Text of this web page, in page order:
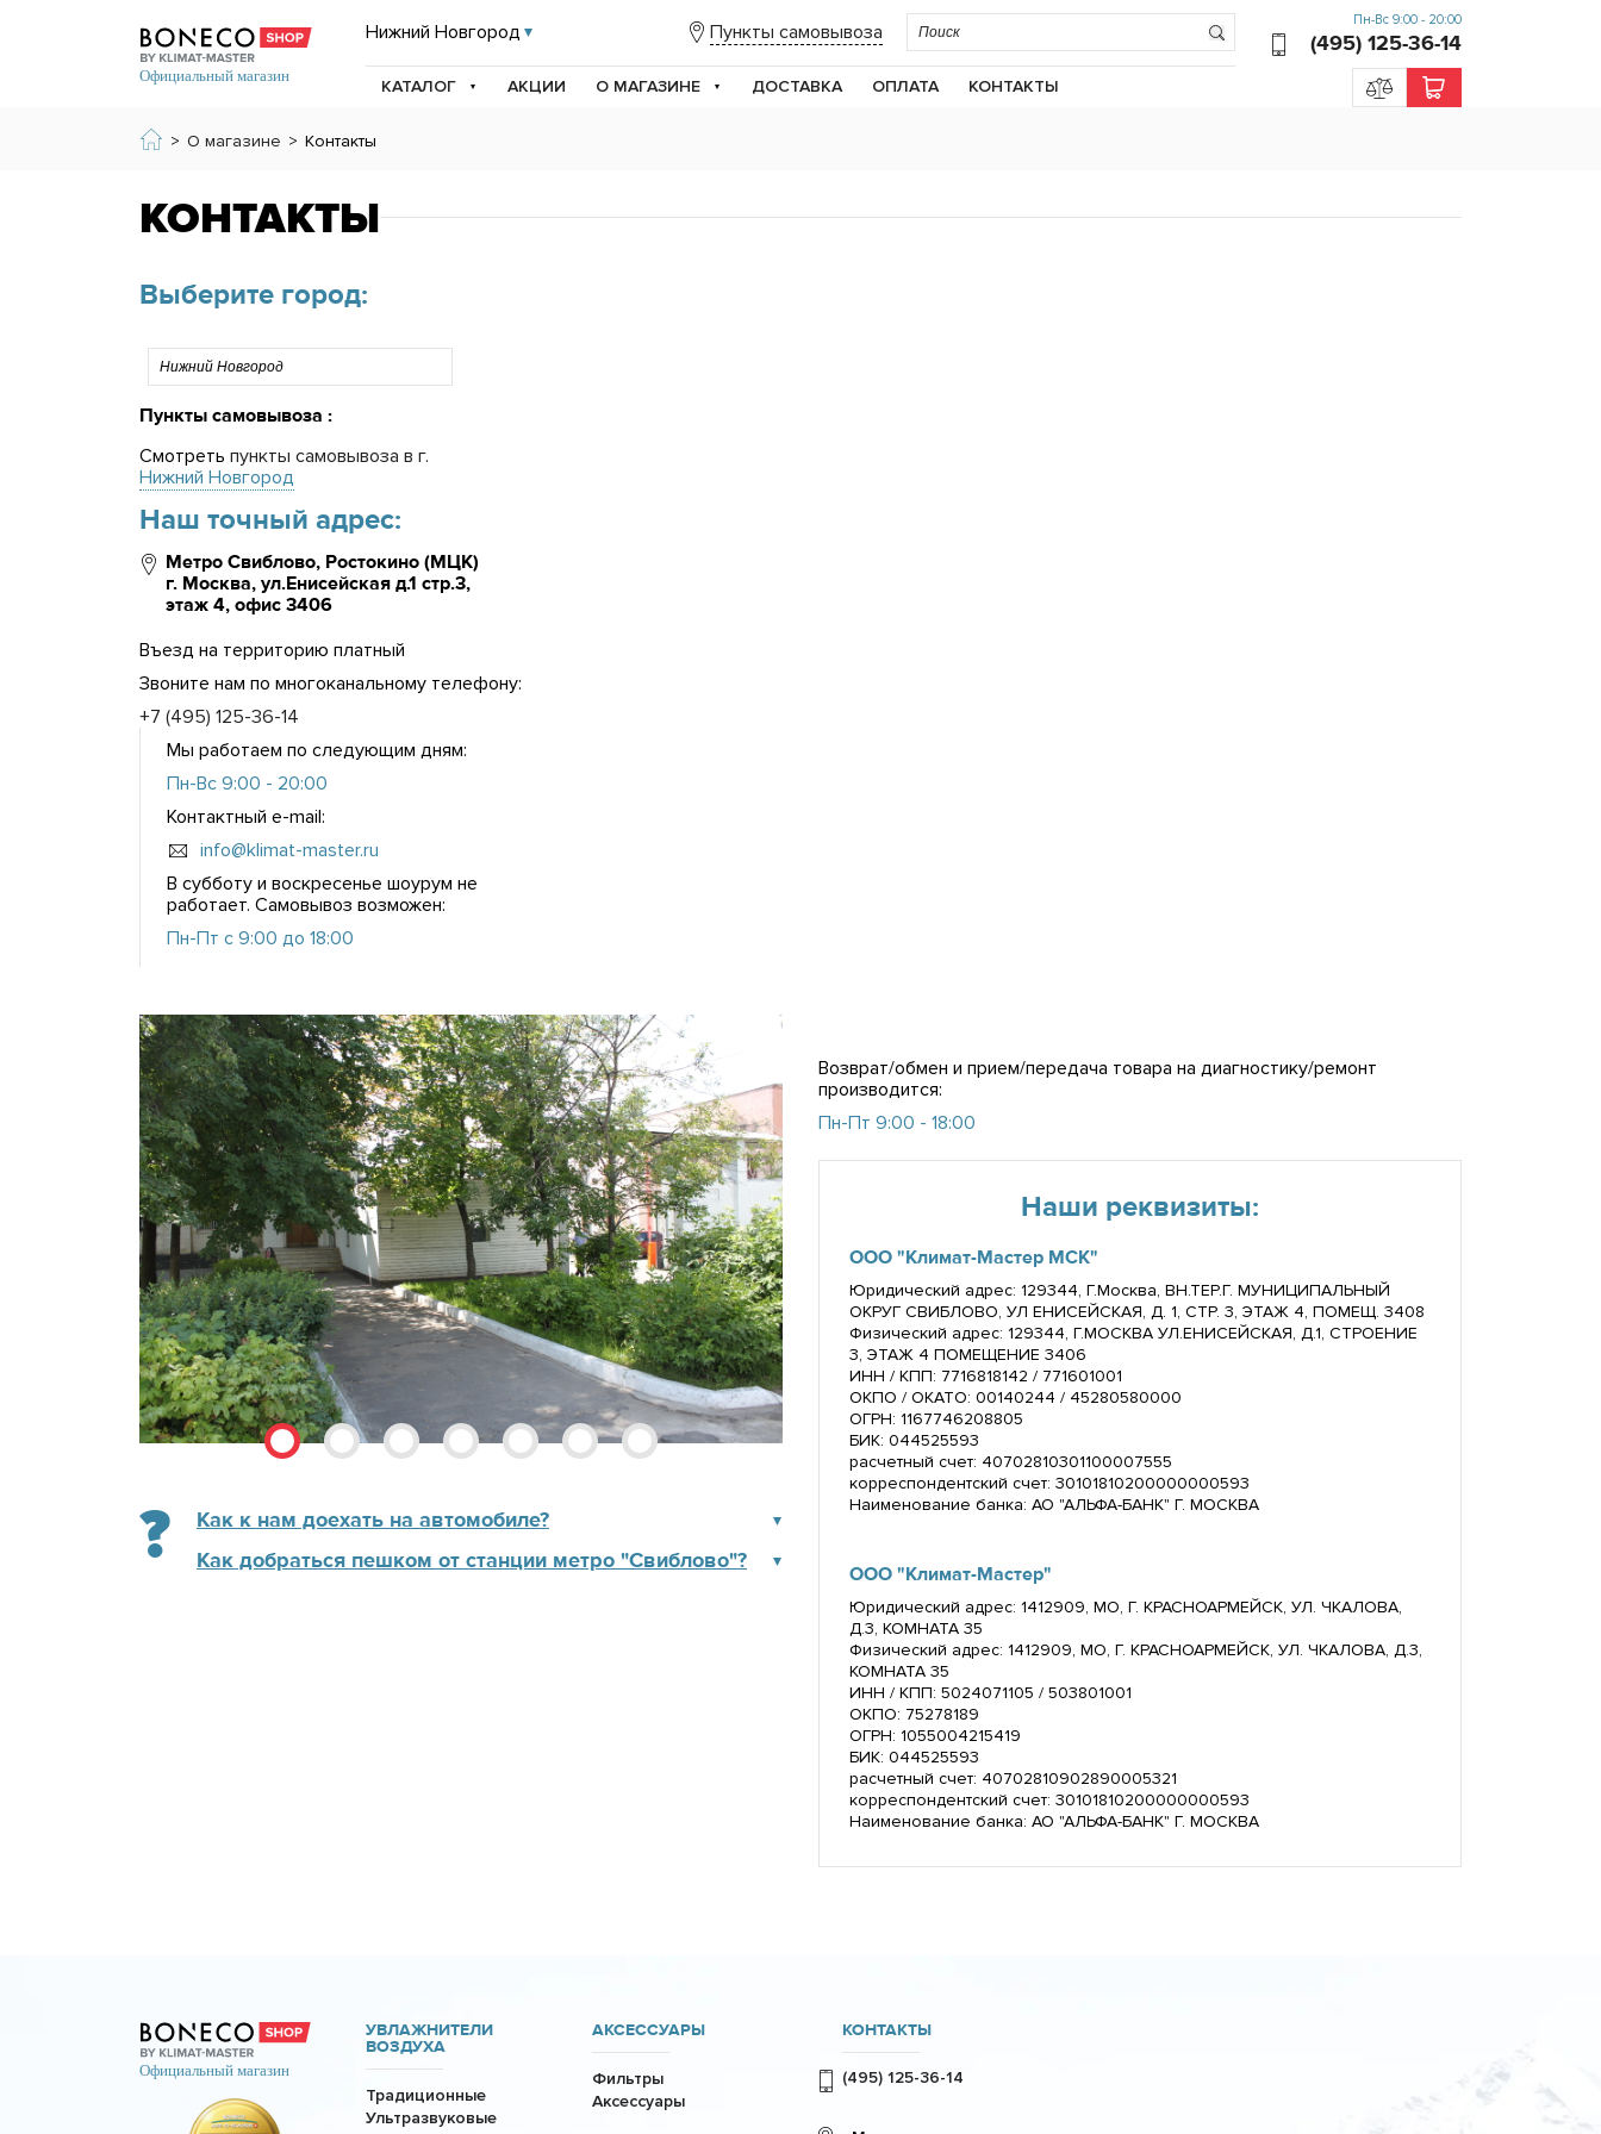
Нижний Новгород Пункты самовывоза
КАТАЛОГ АКЦИИ О МАГАЗИНЕ ДОСТАВКА ОПЛАТА КОНТАКТЫ
Пн-Вс 9:00 - 20:00
(495) 125-36-14
> О магазине > Контакты
КОНТАКТЫ
Выберите город:
Пункты самовывоза :
Смотреть пункты самовывоза в г.
Нижний Новгород
Наш точный адрес:
Метро Свиблово, Ростокино (МЦК)
г. Москва, ул.Енисейская д.1 стр.3,
этаж 4, офис 3406
Въезд на территорию платный
Звоните нам по многоканальному телефону:
+7 (495) 125-36-14
Мы работаем по следующим дням:
Пн-Вс 9:00 - 20:00
Контактный e-mail:
info@klimat-master.ru
В субботу и воскресенье шоурум не
работает. Самовывоз возможен:
Пн-Пт с 9:00 до 18:00
Как к нам доехать на автомобиле?
Как добраться пешком от станции метро "Свиблово"?
Возврат/обмен и прием/передача товара на диагностику/ремонт
производится:
Пн-Пт 9:00 - 18:00
Наши реквизиты:
ООО "Климат-Мастер МСК"
Юридический адрес: 129344, Г.Москва, ВН.ТЕР.Г. МУНИЦИПАЛЬНЫЙ
ОКРУГ СВИБЛОВО, УЛ ЕНИСЕЙСКАЯ, Д. 1, СТР. 3, ЭТАЖ 4, ПОМЕЩ. 3408
Физический адрес: 129344, Г.МОСКВА УЛ.ЕНИСЕЙСКАЯ, Д.1, СТРОЕНИЕ
3, ЭТАЖ 4 ПОМЕЩЕНИЕ 3406
ИНН / КПП: 7716818142 / 771601001
ОКПО / ОКАТО: 00140244 / 45280580000
ОГРН: 1167746208805
БИК: 044525593
расчетный счет: 40702810301100007555
корреспондентский счет: 30101810200000000593
Наименование банка: АО "АЛЬФА-БАНК" Г. МОСКВА
ООО "Климат-Мастер"
Юридический адрес: 1412909, МО, Г. КРАСНОАРМЕЙСК, УЛ. ЧКАЛОВА,
Д.3, КОМНАТА 35
Физический адрес: 1412909, МО, Г. КРАСНОАРМЕЙСК, УЛ. ЧКАЛОВА, Д.3,
КОМНАТА 35
ИНН / КПП: 5024071105 / 503801001
ОКПО: 75278189
ОГРН: 1055004215419
БИК: 044525593
расчетный счет: 40702810902890005321
корреспондентский счет: 30101810200000000593
Наименование банка: АО "АЛЬФА-БАНК" Г. МОСКВА
УВЛАЖНИТЕЛИ
ВОЗДУХА
Традиционные
Ультразвуковые
АКСЕССУАРЫ
Фильтры
Аксессуары
КОНТАКТЫ
(495) 125-36-14